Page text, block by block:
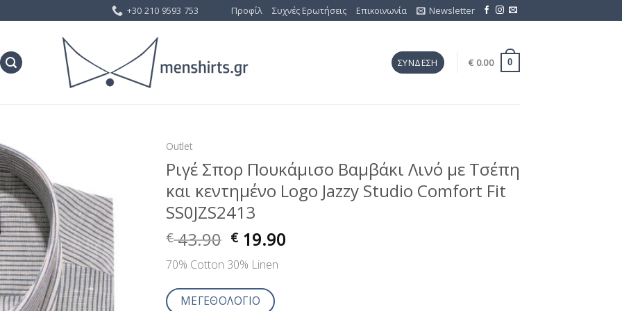
+30 210 9593 753 Προφίλ Συχνές Ερωτήσεις Επικοινωνία Newsletter
ΣΎΝΔΕΣΗ € 0.00 0
στη Λίστα
Επιθυμίας
Outlet
Ριγέ Σπορ Πουκάμισο Βαμβάκι Λινό με Τσέπη
και κεντημένο Logo Jazzy Studio Comfort Fit
SS0JZS2413
€43.90 € 19.90
70% Cotton 30% Linen
ΜΕΓΕΘΟΛΟΓΙΟ